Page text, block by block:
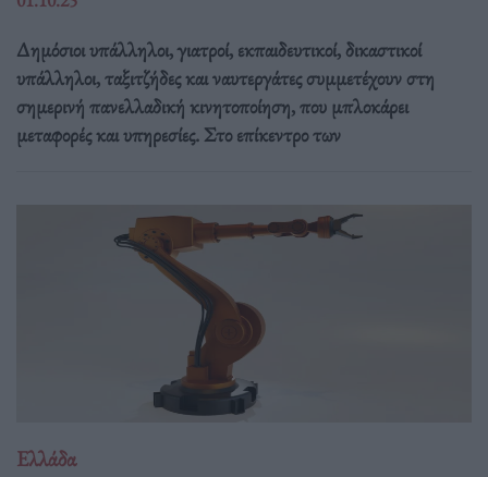
Δημόσιοι υπάλληλοι, γιατροί, εκπαιδευτικοί, δικαστικοί
υπάλληλοι, ταξιτζήδες και ναυτεργάτες συμμετέχουν στη
σημερινή πανελλαδική κινητοποίηση, που μπλοκάρει
μεταφορές και υπηρεσίες. Στο επίκεντρο των
Ελλάδα